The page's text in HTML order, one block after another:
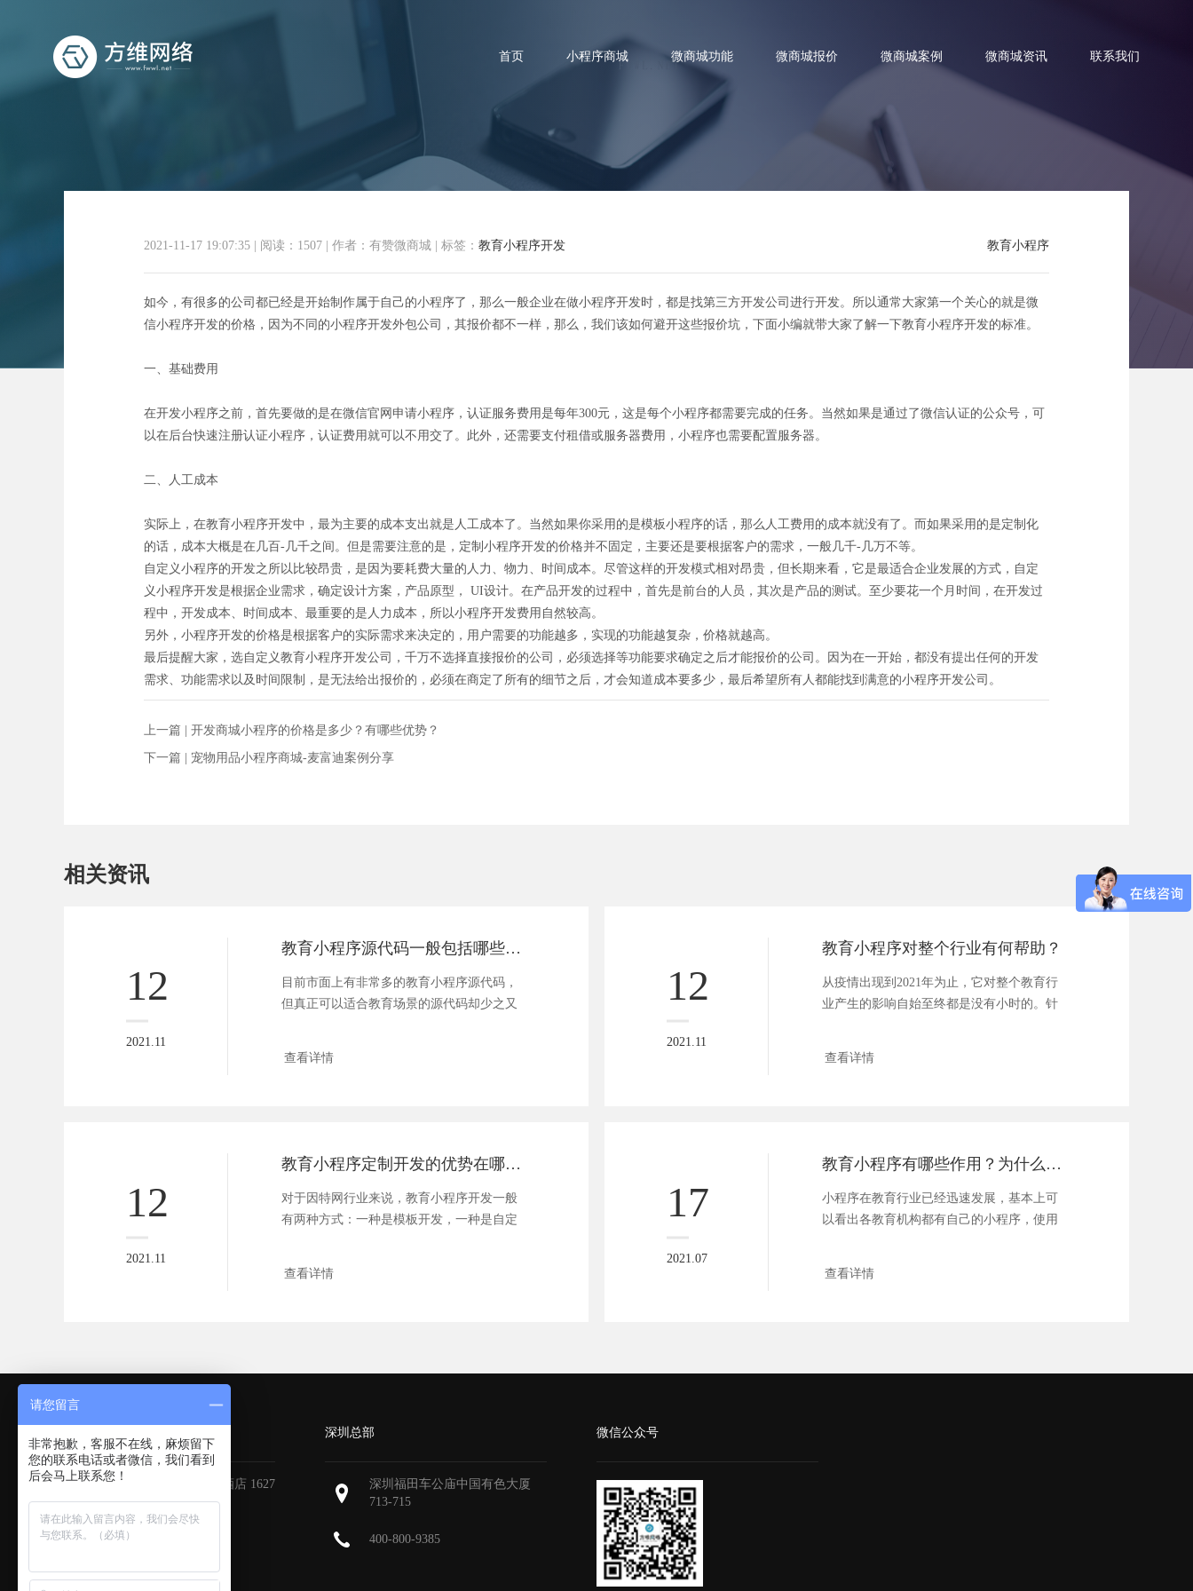
首页 小程序商城 微商城功能 微商城报价 微商城案例 微商城资讯 联系我们
教育小程序开发费用主要花在哪里？ 教育小程序
2021-11-17 19:07:35 阅读：1507 作者：有赞微商城 标签： 教育小程序开发
如今，有很多的公司都已经是开始制作属于自己的小程序了，那么一般企业在做小程序开发时，都是找第三方开发公司进行开发。所以通常大家第一个关心的就是微
信小程序开发的价格，因为不同的小程序开发外包公司，其报价都不一样，那么，我们该如何避开这些报价坑，下面小编就带大家了解一下教育小程序开发的标准。
一、基础费用
在开发小程序之前，首先要做的是在微信官网申请小程序，认证服务费用是每年300元，这是每个小程序都需要完成的任务。当然如果是通过了微信认证的公众号，可
以在后台快速注册认证小程序，认证费用就可以不用交了。此外，还需要支付租借或服务器费用，小程序也需要配置服务器。
二、人工成本
实际上，在教育小程序开发中，最为主要的成本支出就是人工成本了。当然如果你采用的是模板小程序的话，那么人工费用的成本就没有了。而如果采用的是定制化
的话，成本大概是在几百-几千之间。但是需要注意的是，定制小程序开发的价格并不固定，主要还是要根据客户的需求，一般几千-几万不等。
自定义小程序的开发之所以比较昂贵，是因为要耗费大量的人力、物力、时间成本。尽管这样的开发模式相对昂贵，但长期来看，它是最适合企业发展的方式，自定
义小程序开发是根据企业需求，确定设计方案，产品原型， UI设计。在产品开发的过程中，首先是前台的人员，其次是产品的测试。至少要花一个月时间，在开发过
程中，开发成本、时间成本、最重要的是人力成本，所以小程序开发费用自然较高。
另外，小程序开发的价格是根据客户的实际需求来决定的，用户需要的功能越多，实现的功能越复杂，价格就越高。
最后提醒大家，选自定义教育小程序开发公司，千万不选择直接报价的公司，必须选择等功能要求确定之后才能报价的公司。因为在一开始，都没有提出任何的开发
需求、功能需求以及时间限制，是无法给出报价的，必须在商定了所有的细节之后，才会知道成本要多少，最后希望所有人都能找到满意的小程序开发公司。
上一篇 | 开发商城小程序的价格是多少？有哪些优势？
下一篇 | 宠物用品小程序商城-麦富迪案例分享
相关资讯
12
2021.11
教育小程序源代码一般包括哪些功能？
目前市面上有非常多的教育小程序源代码，
但真正可以适合教育场景的源代码却少之又
查看详情
12
2021.11
教育小程序对整个行业有何帮助？
从疫情出现到2021年为止，它对整个教育行
业产生的影响自始至终都是没有小时的。针
查看详情
12
2021.11
教育小程序定制开发的优势在哪里？
对于因特网行业来说，教育小程序开发一般
有两种方式：一种是模板开发，一种是自定
查看详情
17
2021.07
教育小程序有哪些作用？为什么受教育机构认可？
小程序在教育行业已经迅速发展，基本上可
以看出各教育机构都有自己的小程序，使用
查看详情
广州天河区地中海国际酒店 1627
深圳总部
深圳福田车公庙中国有色大厦
713-715
400-800-9385
微信公众号
请您留言
非常抱歉，客服不在线，麻烦留下
您的联系电话或者微信，我们看到
后会马上联系您！